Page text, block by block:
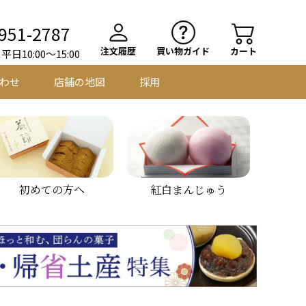
2787
日10:00～15:00 注文履歴 買い物ガイド カート
せ 店舗の地図 採用
初めての方へ 紅白まんじゅう